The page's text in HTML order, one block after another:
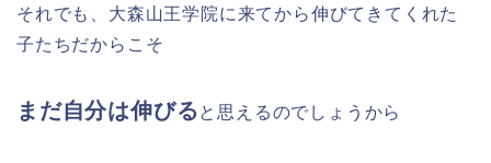
それでも、大森山王学院に来てから伸びてきてくれた
子たちだからこそ
まだ自分は伸びる と思えるのでしょうから